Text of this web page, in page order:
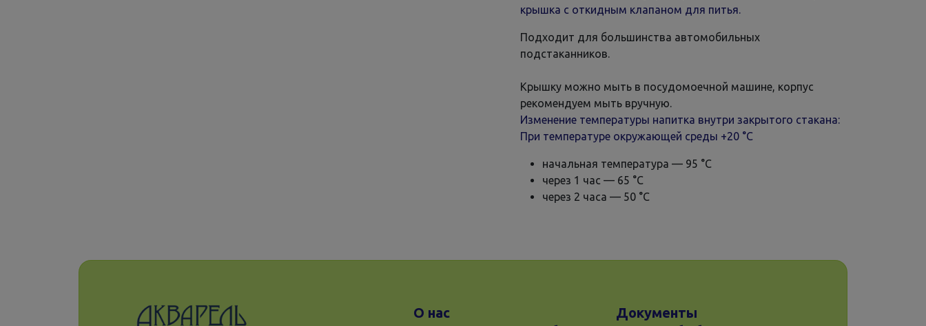
крышка с откидным клапаном для питья.
Подходит для большинства автомобильных
подстаканников.
Крышку можно мыть в посудомоечной машине, корпус
рекомендуем мыть вручную.
Изменение температуры напитка внутри закрытого стакана:
При температуре окружающей среды +20 °С
начальная температура — 95 °С
через 1 час — 65 °С
через 2 часа — 50 °С
О нас Документы